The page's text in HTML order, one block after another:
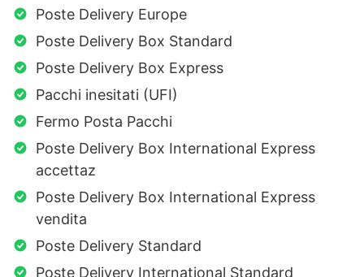
Poste Delivery Europe
Poste Delivery Box Standard
Poste Delivery Box Express
Pacchi inesitati (UFI)
Fermo Posta Pacchi
Poste Delivery Box International Express
accettaz
Poste Delivery Box International Express
vendita
Poste Delivery Standard
Poste Delivery International Standard